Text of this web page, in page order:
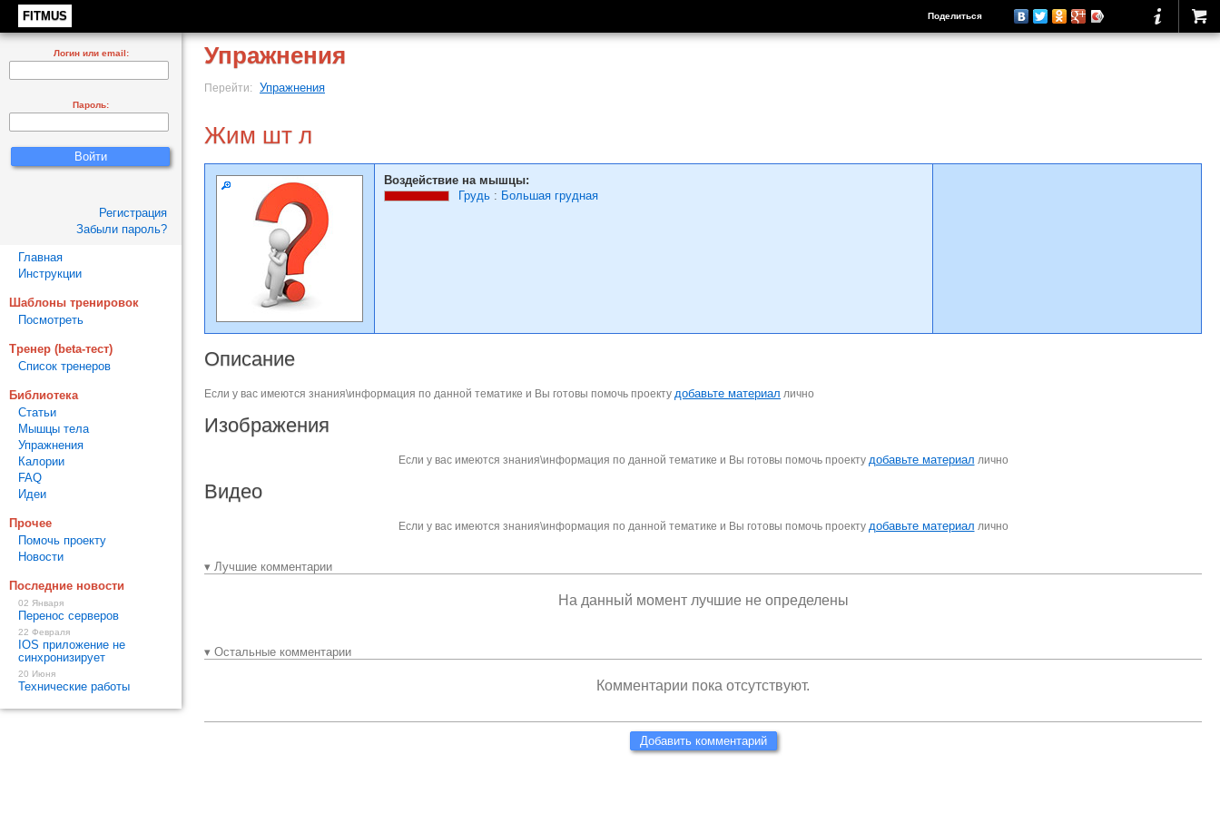
FITMUS Поделиться
Упражнения
Перейти: Упражнения
Жим шт л
Воздействие на мышцы:
Грудь : Большая грудная
Описание
Если у вас имеются знания\информация по данной тематике и Вы готовы помочь проекту добавьте материал лично
Изображения
Если у вас имеются знания\информация по данной тематике и Вы готовы помочь проекту добавьте материал лично
Видео
Если у вас имеются знания\информация по данной тематике и Вы готовы помочь проекту добавьте материал лично
▾ Лучшие комментарии
На данный момент лучшие не определены
▾ Остальные комментарии
Комментарии пока отсутствуют.
Добавить комментарий
Логин или email:
Пароль:
Регистрация
Забыли пароль?
Главная
Инструкции
Шаблоны тренировок
Посмотреть
Тренер (beta-тест)
Список тренеров
Библиотека
Статьи
Мышцы тела
Упражнения
Калории
FAQ
Идеи
Прочее
Помочь проекту
Новости
Последние новости
02 Января
Перенос серверов
22 Февраля
IOS приложение не
синхронизирует
20 Июня
Технические работы